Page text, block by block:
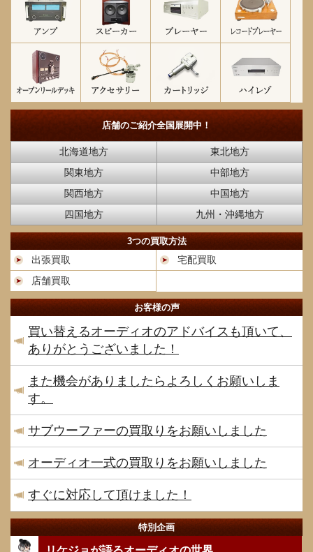
店舗のご紹介全国展開中！
北海道地方
東北地方
関東地方
中部地方
関西地方
中国地方
四国地方
九州・沖縄地方
3つの買取方法
出張買取
宅配買取
店舗買取
お客様の声
買い替えるオーディオのアドバイスも頂いて、
ありがとうございました！
また機会がありましたらよろしくお願いしま
す。
サブウーファーの買取りをお願いしました
オーディオ一式の買取りをお願いしました
すぐに対応して頂けました！
特別企画